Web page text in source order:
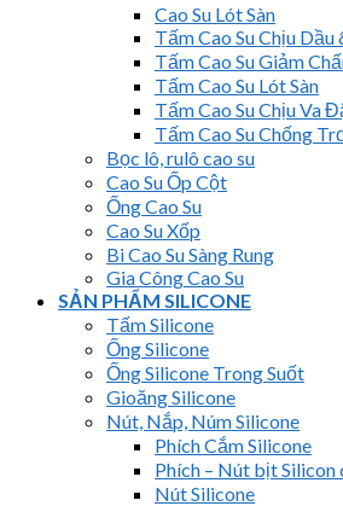
Cao Su Lót Sàn
Tấm Cao Su Chịu Dầu
Tấm Cao Su Giảm
Tấm Cao Su Lót Sàn
Tấm Cao Su Chịu Va
Tấm Cao Su Chống
Bọc lô, rulô cao su
Cao Su Ốp Cột
Ống Cao Su
Cao Su Xốp
Bi Cao Su Sàng Rung
Gia Công Cao Su
SẢN PHẨM SILICONE
Tấm Silicone
Ống Silicone
Ống Silicone Trong Suốt
Gioăng Silicone
Nút, Nắp, Núm Silicone
Phích Cắm Silicone
Phích – Nút bịt Silicon
Nút Silicone